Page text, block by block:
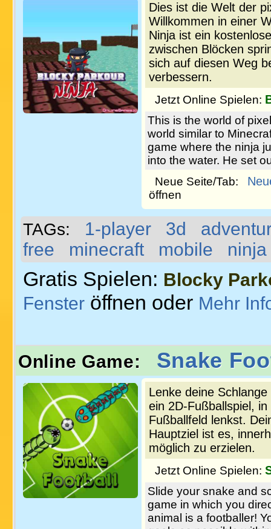
Dies ist die Welt der
Willkommen in einer
Ninja ist ein
zwischen Blöcken
sich auf diesen Weg
verbessern.
Jetzt Online Spielen:
This is the world of
world similar to
game where the ninja
into the water. He set
Neue Seite/Tab:
öffnen
TAGs: 1-player 3d
free
minecraft mobile ninja
Gratis Spielen: Blocky
Fenster öffnen oder Mehr
Online Game: Snake
Lenke deine
ein 2D-Fußballspiel,
Fußballfeld lenkst.
Hauptziel ist es,
möglich zu erzielen.
Jetzt Online Spielen:
Slide your snake and
game in which you
animal is a footballer!